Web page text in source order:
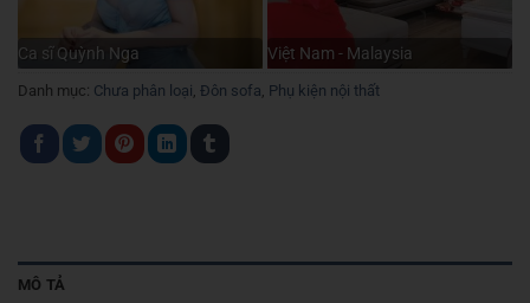
Ca sĩ Quỳnh Nga Việt Nam - Malaysia
Danh mục: Chưa phân loại, Đôn sofa, Phụ kiện nội thất
MÔ TẢ